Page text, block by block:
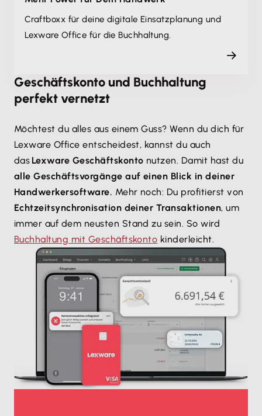
Craftboxx für deine digitale Einsatzplanung und
Lexware Office für die Buchhaltung.
Geschäftskonto und Buchhaltung
perfekt vernetzt
Möchtest du alles aus einem Guss? Wenn du dich für
Lexware Office entscheidest, kannst du auch
das Lexware Geschäftskonto nutzen. Damit hast du
alle Geschäftsvorgänge auf einen Blick in deiner
Handwerkersoftware. Mehr noch: Du profitierst von
Echtzeitsynchronisation deiner Transaktionen, um
immer auf dem neusten Stand zu sein. So wird
Buchhaltung mit Geschäftskonto kinderleicht.